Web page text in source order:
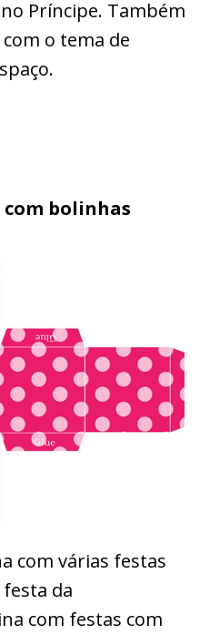
Príncipe. Também
o tema de
bolinhas
com várias festas
da
com festas com